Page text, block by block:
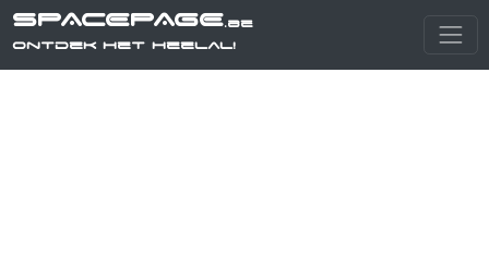
SPACEPAGE.be
Ontdek het heelal!